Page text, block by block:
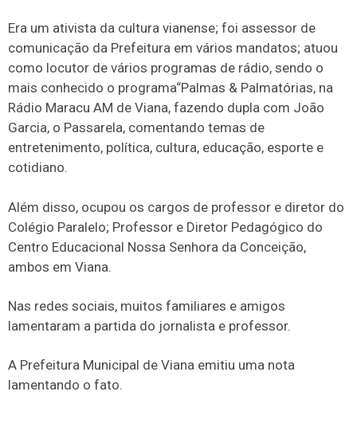
Era um ativista da cultura vianense; foi assessor de
comunicação da Prefeitura em vários mandatos; atuou
como locutor de vários programas de rádio, sendo o
mais conhecido o programa“Palmas & Palmatórias, na
Rádio Maracu AM de Viana, fazendo dupla com João
Garcia, o Passarela, comentando temas de
entretenimento, política, cultura, educação, esporte e
cotidiano.
Além disso, ocupou os cargos de professor e diretor do
Colégio Paralelo; Professor e Diretor Pedagógico do
Centro Educacional Nossa Senhora da Conceição,
ambos em Viana.
Nas redes sociais, muitos familiares e amigos
lamentaram a partida do jornalista e professor.
A Prefeitura Municipal de Viana emitiu uma nota
lamentando o fato.